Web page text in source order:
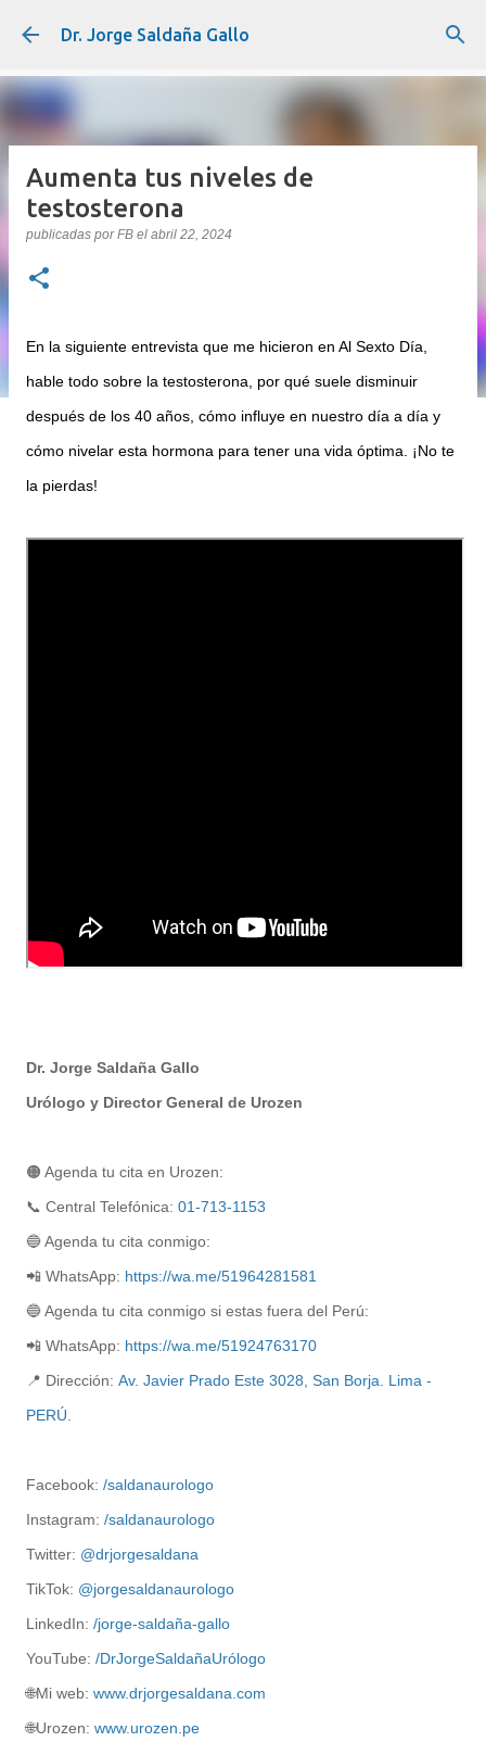
Ir al contenido principal
Dr. Jorge Saldaña Gallo
Aumenta tus niveles de
testosterona
publicadas porFB el abril 22, 2024
En la siguiente entrevista que me hicieron en Al Sexto Día,
hable todo sobre la testosterona, por qué suele disminuir
después de los 40 años, cómo influye en nuestro día a día y
cómo nivelar esta hormona para tener una vida óptima. ¡No te
la pierdas!
Dr. Jorge Saldaña Gallo
Urólogo y Director General de Urozen
📞 Central Telefónica: 01-713-1153
📲 WhatsApp: https://wa.me/51964281581
🔵 Agenda tu cita conmigo si estas fuera del Perú:
📲 WhatsApp: https://wa.me/51924763170
📍 Dirección: Av. Javier Prado Este 3028, San Borja. Lima -
PERÚ.
Facebook: /saldanaurologo
Instagram: /saldanaurologo
Twitter: @drjorgesaldana
TikTok: @jorgesaldanaurologo
LinkedIn: /jorge-saldaña-gallo
YouTube: /DrJorgeSaldañaUrólogo
🌐Mi web: www.drjorgesaldana.com
🌐Urozen: www.urozen.pe